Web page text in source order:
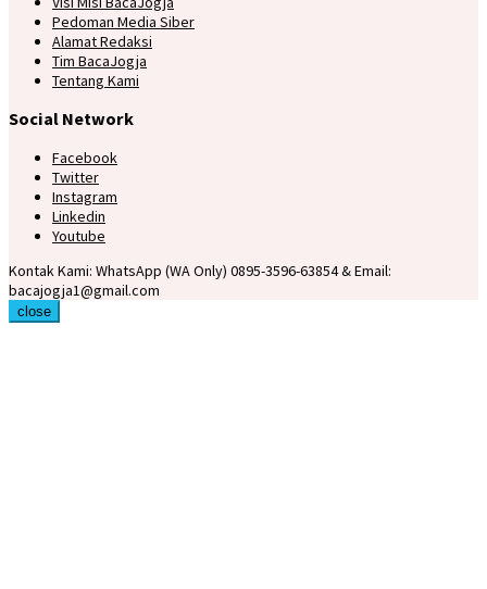
Pedoman Media Siber
Alamat Redaksi
Tim BacaJogja
Tentang Kami
Social Network
Facebook
Twitter
Instagram
Linkedin
Youtube
Kontak Kami: WhatsApp (WA Only) 0895-3596-63854 & Email:
bacajogja1@gmail.com
close